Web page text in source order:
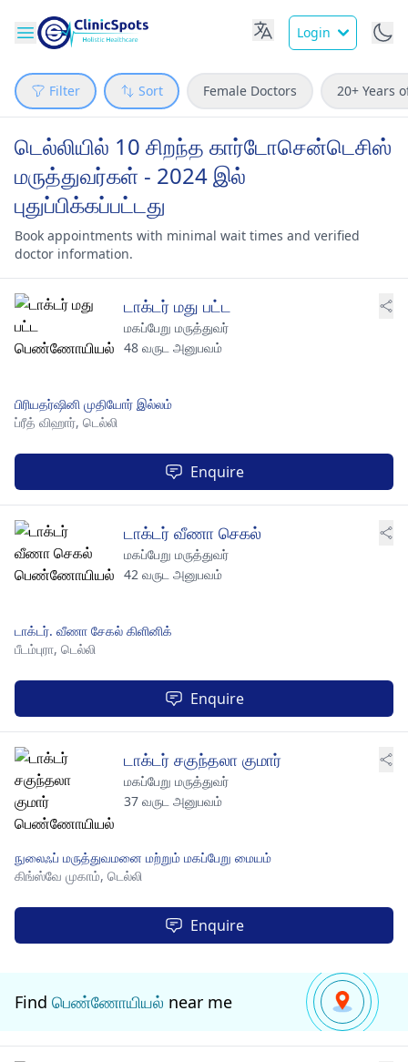
Login
Filter Sort Female Doctors 20+ Years
டெல்லியில் 10 சிறந்த கார்டோசென்டெசிஸ்
மருத்துவர்கள் - 2024 இல்
புதுப்பிக்கப்பட்டது
Book appointments with minimal wait times and verified
doctor information.
டாக்டர் மது பட்ட
மகப்பேறு மருத்துவர்
48 வருட அனுபவம்
பிரியதர்ஷினி முதியோர் இல்லம்
ப்ரீத் விஹார், டெல்லி
Enquire
டாக்டர் வீணா செகல்
மகப்பேறு மருத்துவர்
42 வருட அனுபவம்
டாக்டர். வீணா சேகல் கிளினிக்
பீடம்புரா, டெல்லி
Enquire
டாக்டர் சகுந்தலா குமார்
மகப்பேறு மருத்துவர்
37 வருட அனுபவம்
நுலைஃப் மருத்துவமனை மற்றும் மகப்பேறு மையம்
கிங்ஸ்வே முகாம், டெல்லி
Enquire
Find பெண்ணோயியல் near me